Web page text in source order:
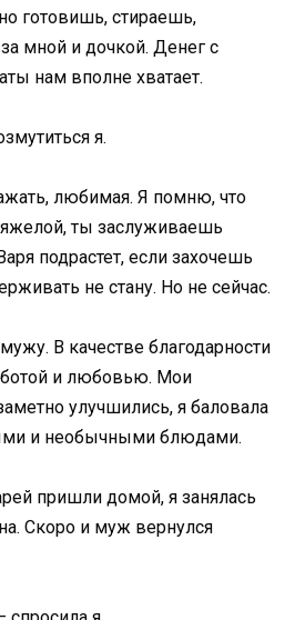
готовишь, стираешь,
мной и дочкой. Денег с
нам вполне хватает.
я.
любимая. Я помню, что
ты заслуживаешь
подрастет, если захочешь
не стану. Но не сейчас.
В качестве благодарности
и любовью. Мои
улучшились, я баловала
и необычными блюдами.
пришли домой, я занялась
Скоро и муж вернулся